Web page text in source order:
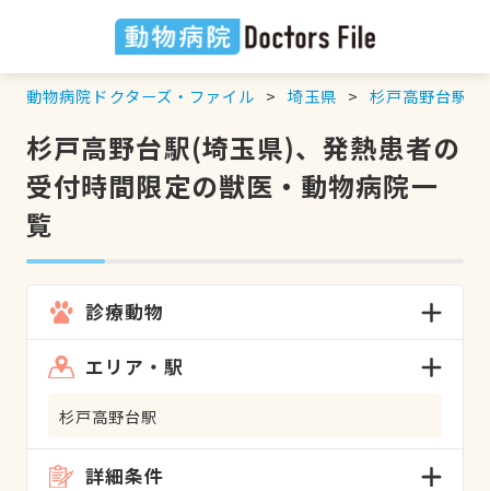
動物病院ドクターズ・ファイル 埼玉県 杉戸高野台駅
杉戸高野台駅(埼玉県)、発熱患者の
受付時間限定の獣医・動物病院一
覧
診療動物
エリア・駅
杉戸高野台駅
詳細条件